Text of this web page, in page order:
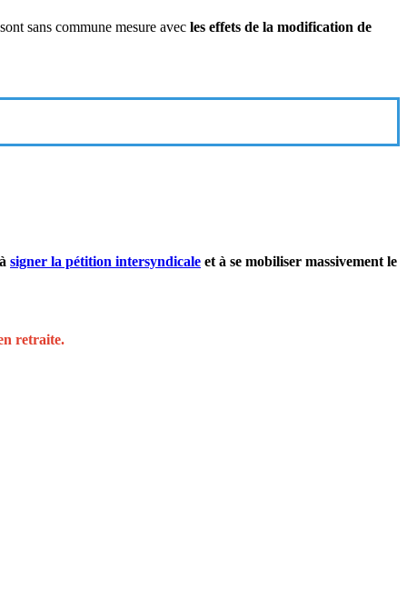
sans commune mesure avec les effets de la modification de
signer la pétition intersyndicale et à se mobiliser massivement le
retraite.